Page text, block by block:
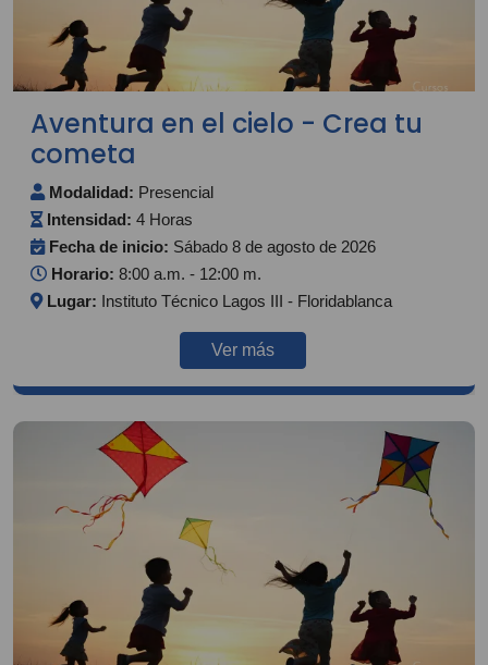
Aventura en el cielo - Crea tu
cometa
Modalidad: Presencial
Intensidad: 4 Horas
Fecha de inicio: Sábado 8 de agosto de 2026
Horario: 8:00 a.m. - 12:00 m.
Lugar: Instituto Técnico Lagos III - Floridablanca
Ver más